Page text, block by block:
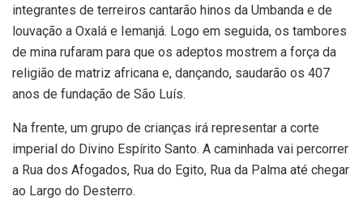
integrantes de terreiros cantarão hinos da Umbanda e de
louvação a Oxalá e Iemanjá. Logo em seguida, os tambores
de mina rufaram para que os adeptos mostrem a força da
religião de matriz africana e, dançando, saudarão os 407
anos de fundação de São Luís.
Na frente, um grupo de crianças irá representar a corte
imperial do Divino Espírito Santo. A caminhada vai percorrer
a Rua dos Afogados, Rua do Egito, Rua da Palma até chegar
ao Largo do Desterro.